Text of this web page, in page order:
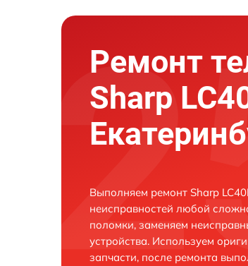
Ремонт
Sharp
Выполняем ремонт Sharp
неисправностей любой
поломки, заменяем
устройства. Используем
запчасти, после ремонта